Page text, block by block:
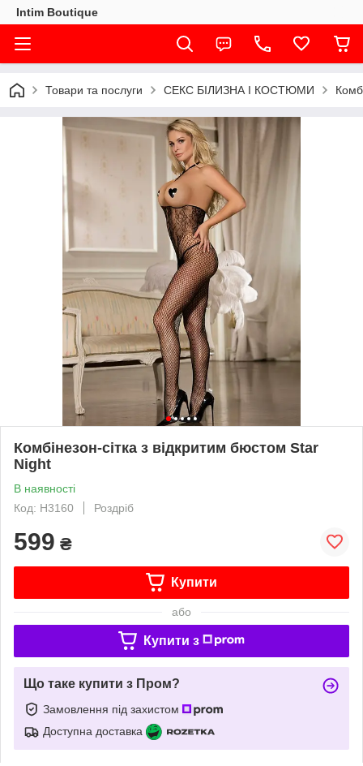
Intim Boutique
Товари та послуги СЕКС БІЛИЗНА І КОСТЮМИ
Комбінезон-сітка з відкритим бюстом Star
Night
В наявності
Код: H3160
Роздріб
599 ₴
Купити
або
Купити з
Що таке купити з Пром?
Замовлення під захистом
Доступна доставка